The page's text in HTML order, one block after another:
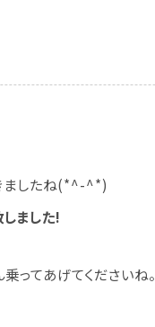
ましたね(*^-^*)
ました!
ってあげてくださいね。